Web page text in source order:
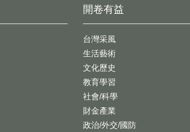
開卷有益
台灣采風
生活藝術
文化歷史
教育學習
社會/科學
財金產業
政治/外交/國防